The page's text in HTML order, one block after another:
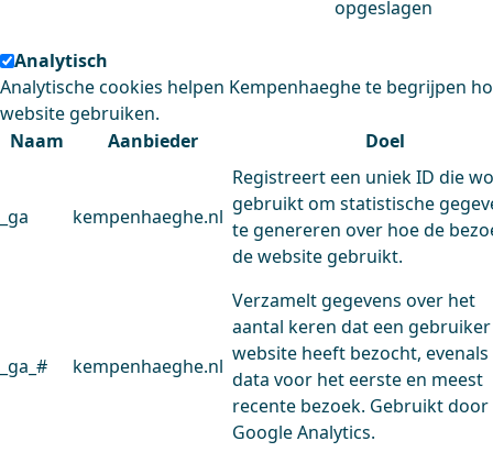
opgeslagen
Analytisch
Analytische cookies helpen Kempenhaeghe te begrijpen
website gebruiken.
Naam
Aanbieder Doel
_ga kempenhaeghe.nl
Registreert een uniek ID die
gebruikt om statistische
te genereren over hoe de
de website gebruikt.
_ga_# kempenhaeghe.nl
Verzamelt gegevens over het
aantal keren dat een
website heeft bezocht, evenals
data voor het eerste en meest
recente bezoek. Gebruikt door
Google Analytics.